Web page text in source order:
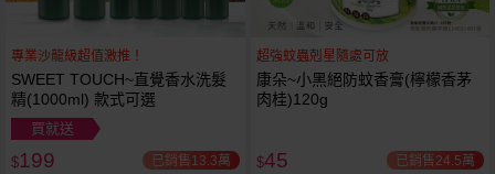
專業沙龍級超值激推！
SWEET TOUCH~直覺香水洗髮
精(1000ml) 款式可選
買就送
$199 已銷售13.3萬
超強蚊蟲剋星隨處可放
康朵~小黑絕防蚊香膏(檸檬香茅
肉桂)120g
$45 已銷售24.5萬